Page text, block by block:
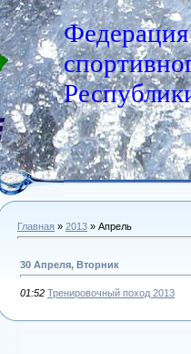
Федерация
Главная » 2013 » Апрель
30 Апреля, Вторник
01:52 Тренировочный поход 2013